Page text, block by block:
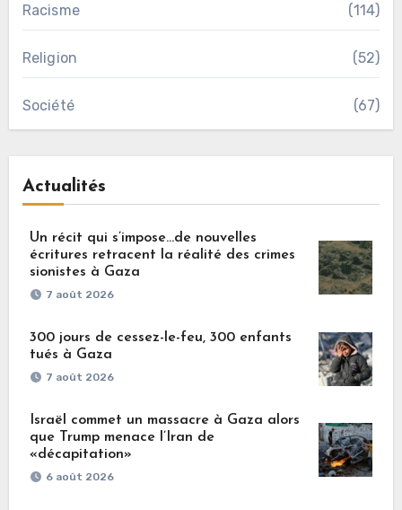
Racisme (114)
Religion (52)
Société (67)
Actualités
Un récit qui s’impose…de nouvelles
écritures retracent la réalité des crimes
sionistes à Gaza
7 août 2026
300 jours de cessez-le-feu, 300 enfants
tués à Gaza
7 août 2026
Israël commet un massacre à Gaza alors
que Trump menace l’Iran de
«décapitation»
6 août 2026